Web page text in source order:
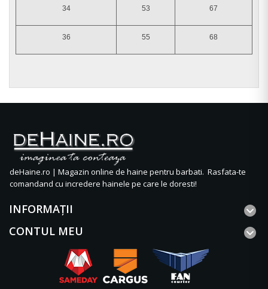
34 53 67
36 55 68
deHaine.ro | Magazin online de haine pentru barbati. Rasfata-te
comandand cu incredere hainele pe care le doresti!
INFORMAŢII
CONTUL MEU